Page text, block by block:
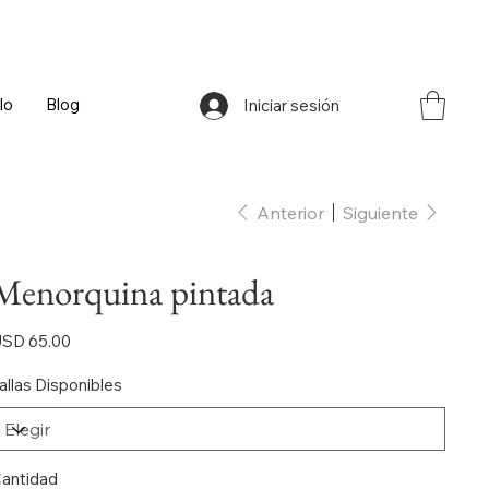
Iniciar sesión
Blog
Anterior Siguiente
pintada
65.00
Disponibles